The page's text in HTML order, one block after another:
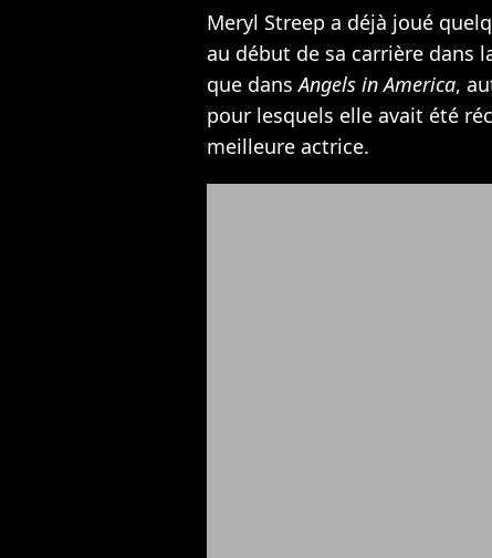
Meryl Streep a déjà joué
au début de sa carrière dans
que dansAngels in America,
pour lesquels elle avait été
meilleure actrice.